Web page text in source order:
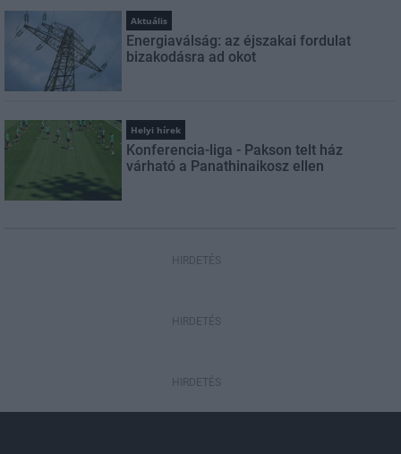
Aktuális
Energiaválság: az éjszakai fordulat
bizakodásra ad okot
Helyi hírek
Konferencia-liga - Pakson telt ház
várható a Panathinaikosz ellen
HIRDETÉS
HIRDETÉS
HIRDETÉS